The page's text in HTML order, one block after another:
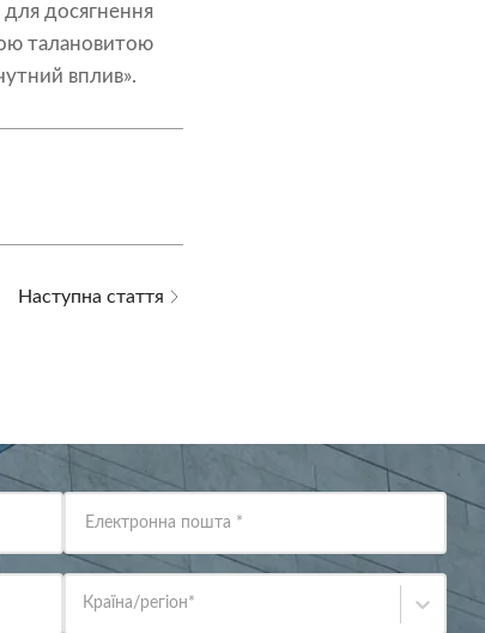
досягнення
талановитою
вплив».
Наступна стаття
Електронна пошта *
Країна/регіон*